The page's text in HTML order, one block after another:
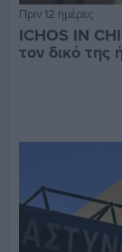
Πριν 12 ημέρες
ICHOS IN
τον δικό της